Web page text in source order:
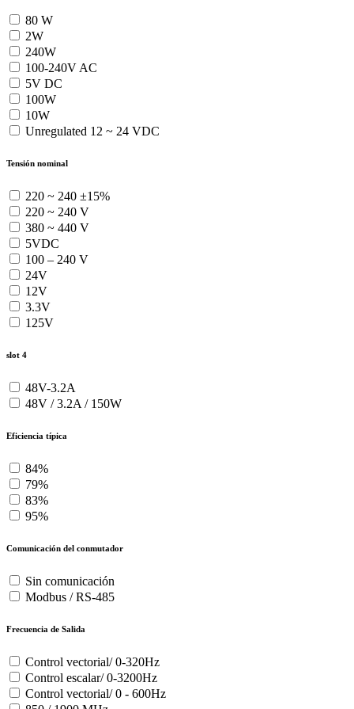
80 W
2W
240W
100-240V AC
5V DC
100W
10W
Unregulated 12 ~ 24 VDC
Tensión nominal
220 ~ 240 ±15%
220 ~ 240 V
380 ~ 440 V
5VDC
100 – 240 V
24V
12V
3.3V
125V
slot 4
48V-3.2A
48V / 3.2A / 150W
Eficiencia típica
84%
79%
83%
95%
Comunicación del conmutador
Sin comunicación
Modbus / RS-485
Frecuencia de Salida
Control vectorial/ 0-320Hz
Control escalar/ 0-3200Hz
Control vectorial/ 0 - 600Hz